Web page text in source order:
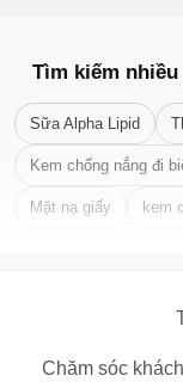
Tìm kiếm nhiều
Sữa Alpha Lipid
Kem chống nắng đi
Mặt nạ giấy kem
Chăm sóc
Mã
Giảm